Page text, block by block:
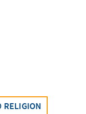
RELIGION